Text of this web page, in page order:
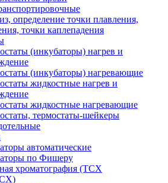
определение точки плавления,
точки каплепадения
(инкубаторы) нагрев и
(инкубаторы) нагревающие
жидкостные нагрев и
жидкостные нагревающие
термостаты-шейкеры
автоматические
по Фишеру
хроматография (ТСХ